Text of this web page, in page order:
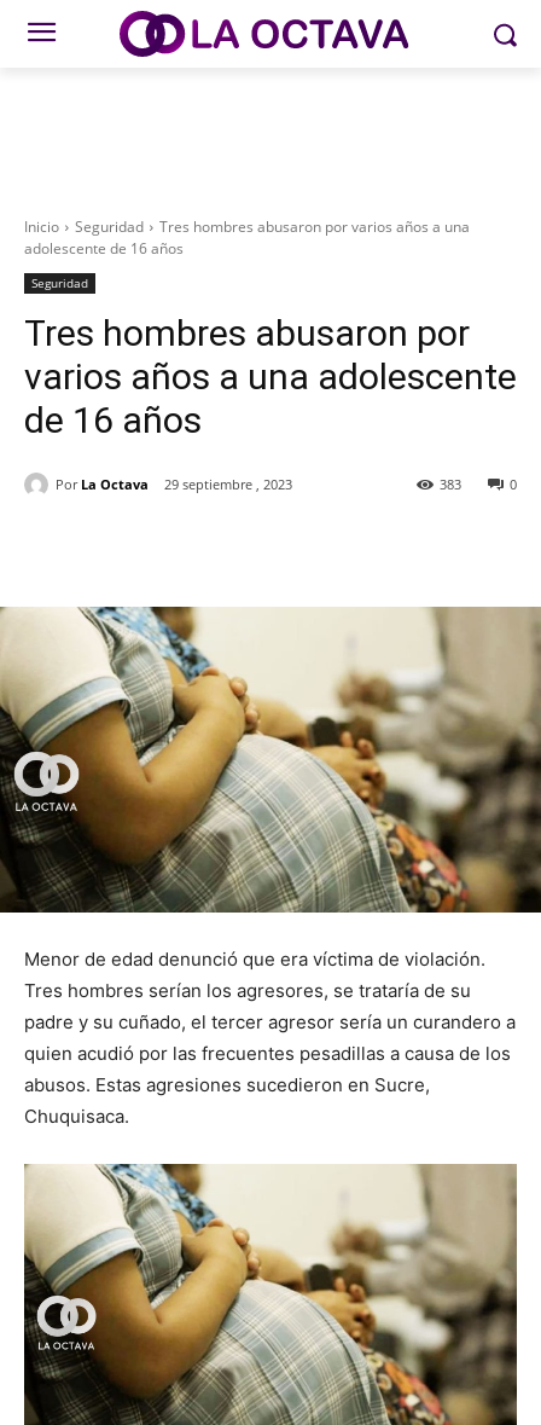
Inicio Seguridad
Tres hombres abusaron por varios años a una
adolescente de 16 años
Seguridad
Tres hombres abusaron por
varios años a una adolescente
de 16 años
Por La Octava 29 septiembre , 2023 0
383
Menor de edad denunció que era víctima de violación.
Tres hombres serían los agresores, se trataría de su
padre y su cuñado, el tercer agresor sería un curandero a
quien acudió por las frecuentes pesadillas a causa de los
abusos. Estas agresiones sucedieron en Sucre,
Chuquisaca.